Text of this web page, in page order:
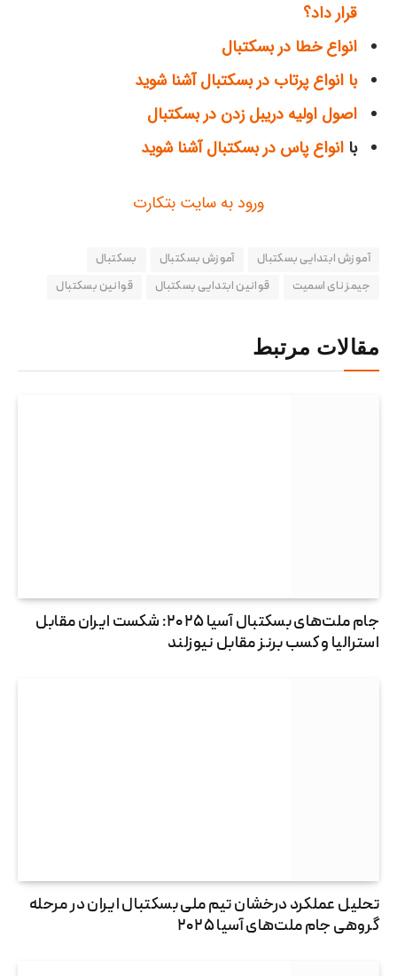
قرار داد؟
انواع خطا در بسکتبال
با انواع پرتاب در بسکتبال آشنا شوید
اصول اولیه دریبل زدن در بسکتبال
با انواع پاس در بسکتبال آشنا شوید
ورود به سایت بتکارت
آموزش ابتدایی بسکتبال آموزش‌ بسکتبال
بسکتبال
جیمز نای اسمیت
قوانین ابتدایی بسکتبال قوانین بسکتبال
مقالات مرتبط
جام ملت‌های بسکتبال آسیا ۲۰۲۵: شکست ایران مقابل
استرالیا و کسب برنز مقابل نیوزلند
تحلیل عملکرد درخشان تیم ملی بسکتبال ایران در مرحله
گروهی جام ملت‌های آسیا ۲۰۲۵